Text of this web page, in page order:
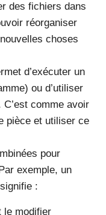
des fichiers dans
réorganiser
choses
d’exécuter un
ou d’utiliser
comme avoir
pièce et utiliser ce
pour
exemple, un
:
le modifier